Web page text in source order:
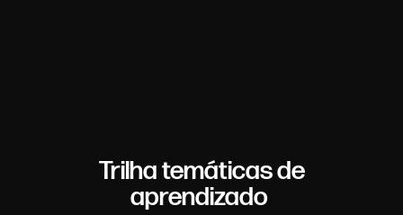
Trilha temáticas de
aprendizado